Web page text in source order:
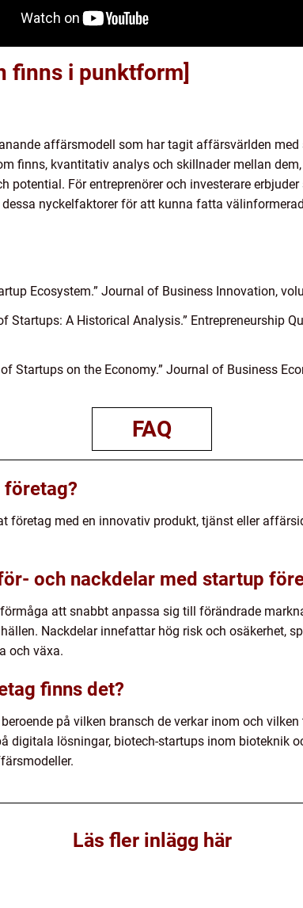
finns i punktform]
affärsmodell som har tagit affärsvärlden
finns, kvantitativ analys och skillnader mellan
potential. För entreprenörer och investerare
nyckelfaktorer för att kunna fatta
Ecosystem.” Journal of Business Innovation,
Startups: A Historical Analysis.” Entrepreneurship
Startups on the Economy.” Journal of Business
FAQ
företag med en innovativ produkt, tjänst eller
och nackdelar med startup
att snabbt anpassa sig till förändrade
Nackdelar innefattar hög risk och osäkerhet,
och växa.
finns det?
på vilken bransch de verkar inom och
digitala lösningar, biotech-startups inom bioteknik
Läs fler inlägg här